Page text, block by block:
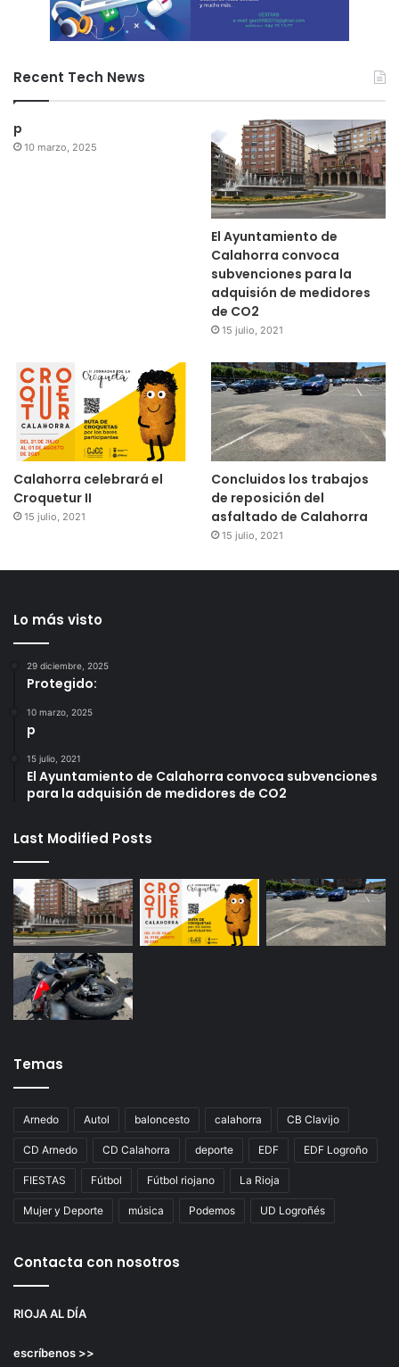
Recent Tech News
p
10 marzo, 2025
El Ayuntamiento de
Calahorra convoca
subvenciones para la
adquisión de medidores
de CO2
15 julio, 2021
Calahorra celebrará el
Croquetur II
15 julio, 2021
Concluidos los trabajos
de reposición del
asfaltado de Calahorra
15 julio, 2021
Lo más visto
29 diciembre, 2025
Protegido:
10 marzo, 2025
p
15 julio, 2021
El Ayuntamiento de Calahorra convoca subvenciones
para la adquisión de medidores de CO2
Last Modified Posts
Temas
Arnedo Autol baloncesto calahorra CB Clavijo
CD Arnedo CD Calahorra deporte EDF EDF Logroño
FIESTAS Fútbol Fútbol riojano La Rioja
Mujer y Deporte música Podemos UD Logroñés
Contacta con nosotros
RIOJA AL DÍA
escríbenos >>